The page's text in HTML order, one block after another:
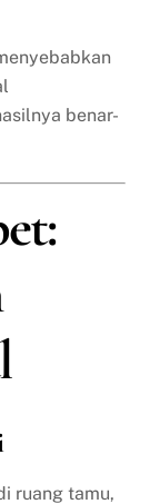
benar-
ruang tamu,